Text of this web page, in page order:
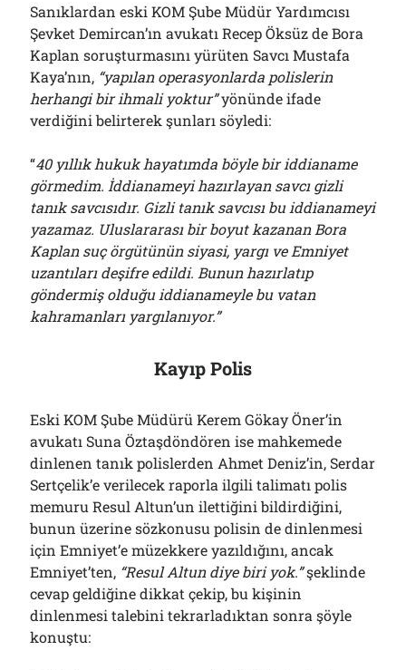
Sanıklardan eski KOM Şube Müdür Yardımcısı
Şevket Demircan’ın avukatı Recep Öksüz de Bora
Kaplan soruşturmasını yürüten Savcı Mustafa
Kaya’nın, “yapılan operasyonlarda polislerin
herhangi bir ihmali yoktur”yönünde ifade
verdiğini belirterek şunları söyledi:
“40 yıllık hukuk hayatımda böyle bir iddianame
görmedim. İddianameyi hazırlayan savcı gizli
tanık savcısıdır. Gizli tanık savcısı bu iddianameyi
yazamaz. Uluslararası bir boyut kazanan Bora
Kaplan suç örgütünün siyasi, yargı ve Emniyet
uzantıları deşifre edildi. Bunun hazırlatıp
göndermiş olduğu iddianameyle bu vatan
kahramanları yargılanıyor.”
Kayıp Polis
Eski KOM Şube Müdürü Kerem Gökay Öner’in
avukatı Suna Öztaşdöndören ise mahkemede
dinlenen tanık polislerden Ahmet Deniz’in, Serdar
Sertçelik’e verilecek raporla ilgili talimatı polis
memuru Resul Altun’un ilettiğini bildirdiğini,
bunun üzerine sözkonusu polisin de dinlenmesi
için Emniyet’e müzekkere yazıldığını, ancak
Emniyet’ten, “Resul Altun diye biri yok.”şeklinde
cevap geldiğine dikkat çekip, bu kişinin
dinlenmesi talebini tekrarladıktan sonra şöyle
konuştu: